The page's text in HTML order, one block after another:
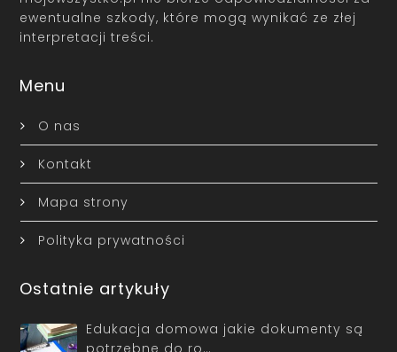
ewentualne szkody, które mogą wynikać ze złej
interpretacji treści.
Menu
O nas
Kontakt
Mapa strony
Polityka prywatności
Ostatnie artykuły
Edukacja domowa jakie dokumenty są